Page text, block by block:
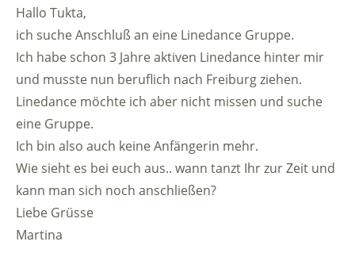
Hallo Tukta,
ich suche Anschluß an eine Linedance Gruppe.
Ich habe schon 3 Jahre aktiven Linedance hinter mir
und musste nun beruflich nach Freiburg ziehen.
Linedance möchte ich aber nicht missen und suche
eine Gruppe.
Ich bin also auch keine Anfängerin mehr.
Wie sieht es bei euch aus.. wann tanzt Ihr zur Zeit und
kann man sich noch anschließen?
Liebe Grüsse
Martina